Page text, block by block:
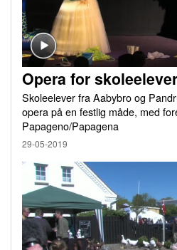
Opera for skoleelever
Skoleelever fra Aabybro og
opera på en festlig måde, med
Papageno/Papagena
29-05-2019